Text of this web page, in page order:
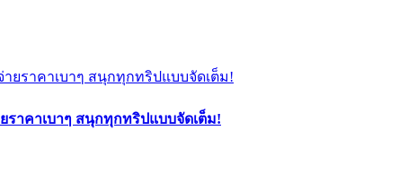
ราคาเบาๆ สนุกทุกทริปแบบจัดเต็ม!